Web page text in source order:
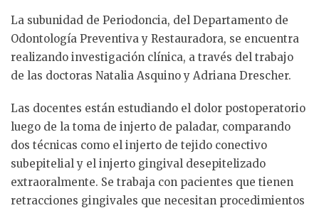
La subunidad de Periodoncia, del Departamento de
Odontología Preventiva y Restauradora, se encuentra
realizando investigación clínica, a través del trabajo
de las doctoras Natalia Asquino y Adriana Drescher.
Las docentes están estudiando el dolor postoperatorio
luego de la toma de injerto de paladar, comparando
dos técnicas como el injerto de tejido conectivo
subepitelial y el injerto gingival desepitelizado
extraoralmente. Se trabaja con pacientes que tienen
retracciones gingivales que necesitan procedimientos